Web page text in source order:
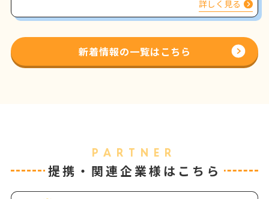
詳しく見る
新着情報の一覧はこちら
PARTNER
提携・関連企業様はこちら